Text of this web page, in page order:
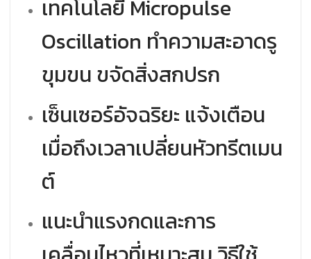
เทคโนโลยี Micropulse
Oscillation ทำความสะอาดรู
ขุมขน ขจัดสิ่งสกปรก
เซ็นเซอร์อัจฉริยะ แจ้งเตือน
เมื่อถึงเวลาเปลี่ยนหัวทรีตเมน
ต์
แนะนำแรงกดและการ